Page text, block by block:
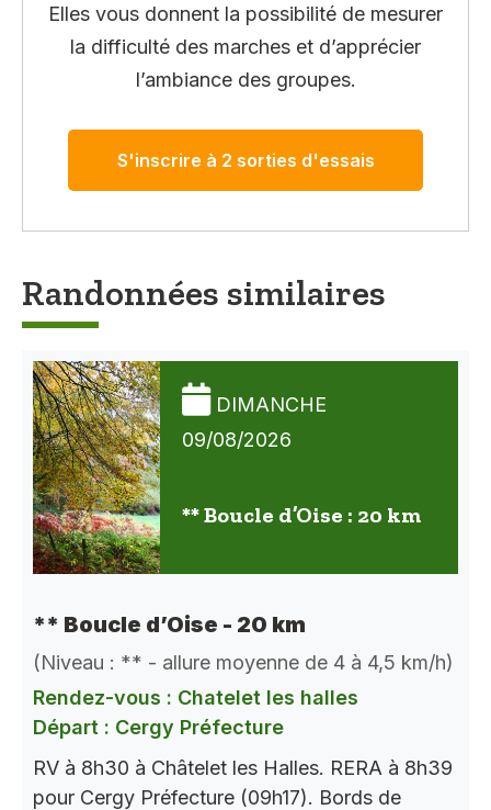
Elles vous donnent la possibilité de mesurer
la difficulté des marches et d’apprécier
l’ambiance des groupes.
S'inscrire à 2 sorties d'essais
Randonnées similaires
DIMANCHE
09/08/2026
** Boucle d’Oise : 20 km
** Boucle d’Oise - 20 km
(Niveau : ** - allure moyenne de 4 à 4,5 km/h)
Rendez-vous : Chatelet les halles
Départ : Cergy Préfecture
RV à 8h30 à Châtelet les Halles. RERA à 8h39
pour Cergy Préfecture (09h17). Bords de